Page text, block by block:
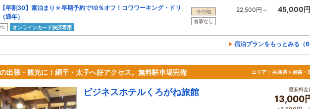
早割30】素泊まり☆早期予約で10％オフ！コワワーキング・ドリ
通年）
オンラインカード決済専用
その他
食事なし
22,500円～ 45,000
宿泊プランをもっとみる（6
出張・観光に！網干・太子へ好アクセス。無料駐車場完備 エリア： 兵庫県 > 姫路・
ビジネスホテルくろがね旅館 最安料金
13,000